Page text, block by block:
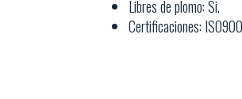
Libres de plomo: Si.
Certificaciones: